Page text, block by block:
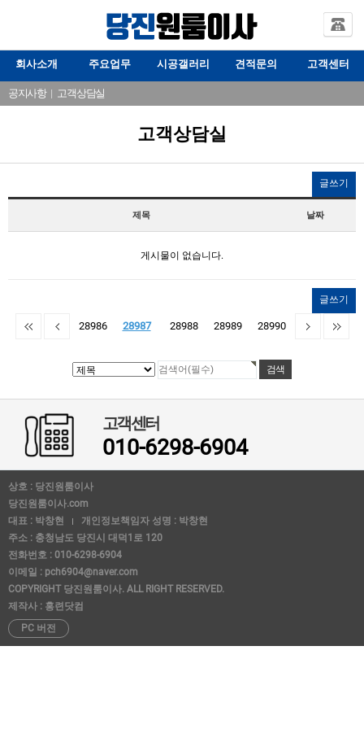
회사소개 주요업무 시공갤러리 견적문의 고객센터
공지사항| 고객상담실
고객상담실
글쓰기
제목 날짜
게시물이 없습니다.
글쓰기
28986 28987 28988 28989 28990
고객센터
010-6298-6904
상호 : 당진원룸이사
당진원룸이사.com
대표 : 박창현
개인정보책임자 성명 : 박창현
주소 : 충청남도 당진시 대덕1로 120
전화번호 : 010-6298-6904
이메일 : pch6904@naver.com
COPYRIGHT 당진원룸이사. ALL RIGHT RESERVED.
제작사 : 홍련닷컴
PC 버전